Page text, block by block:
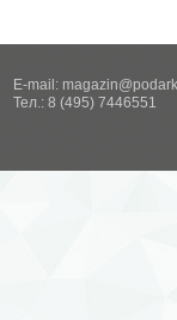
E-mail:
Тел.: 8 (495) 7446551